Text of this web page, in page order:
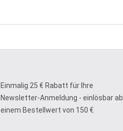
Einmalig 25 € Rabatt für Ihre
Newsletter-Anmeldung - einlösbar ab
einem Bestellwert von 150 €